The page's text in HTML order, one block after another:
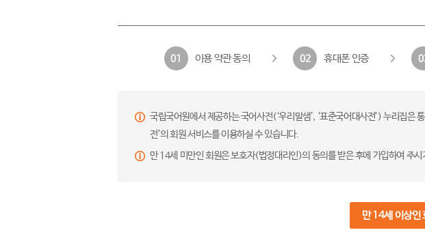
01 이용 약관 동의 02 휴대폰 인증
국립국어원에서 제공하는 국어사전(‘우리말샘’, ‘표준국어대사전’) 누리집
전’의 회원 서비스를 이용하실 수 있습니다.
만 14세 미만인 회원은 보호자(법정대리인)의 동의를 받은 후에 가입하여 주시
만 14세 이상인